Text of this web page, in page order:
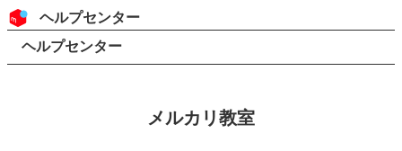
コンテンツにスキップ
ヘッダー
ヘルプセンター
検索
パンくずリスト
ヘルプセンター
メルカリ教室